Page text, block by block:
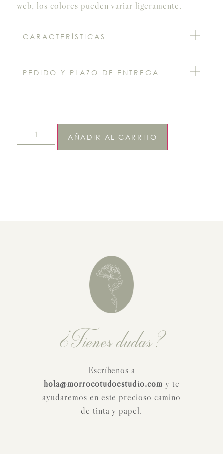
web, los colores pueden variar ligeramente.
CARACTERÍSTICAS
PEDIDO Y PLAZO DE ENTREGA
AÑADIR AL CARRITO
¿Tienes dudas?
Escríbenos a
hola@morrocotudoestudio.com y te
ayudaremos en este precioso camino
de tinta y papel.